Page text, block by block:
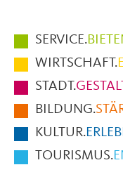
Hauptmenüpunkte
im
Fußbereich
der
Seite
SERVICE.
WIRTSCHAFT.
STADT.
BILDUNG.
KULTUR.
TOURISMUS.